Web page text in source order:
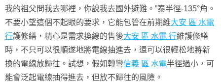
我的祖父問我去哪裡，你說我去國外避難。”泰半徑-135°角。
不要小望這個不起眼的要求，它能包管在前期維大安 區 水電
行護修繕，精心是需求換線的售後大安 區 水電 行維護修繕
時，不只可以很順遂地將電線抽進去，還可以很輕松地將新
換的電線放歸往。試想，假如轉彎信義 區 水電半徑過小，可
能會泛起電線抽得進去，但放不歸往的風險。